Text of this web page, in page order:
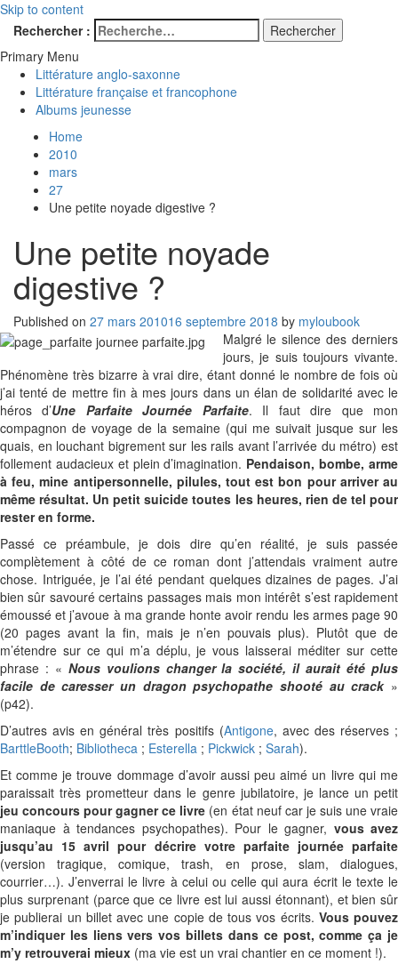
Skip to content
Rechercher :
MylouBook
Voyages littéraires en Angleterre et ailleurs
Primary Menu
Littérature anglo-saxonne
Littérature française et francophone
Albums jeunesse
Home
2010
mars
27
Une petite noyade digestive ?
Une petite noyade
digestive ?
Published on 27 mars 201016 septembre 2018 by myloubook
Malgré le silence des derniers
jours, je suis toujours vivante.
Phénomène très bizarre à vrai dire, étant donné le nombre de fois où
j’ai tenté de mettre fin à mes jours dans un élan de solidarité avec le
héros d’Une Parfaite Journée Parfaite. Il faut dire que mon
compagnon de voyage de la semaine (qui me suivait jusque sur les
quais, en louchant bigrement sur les rails avant l’arrivée du métro) est
follement audacieux et plein d’imagination. Pendaison, bombe, arme
à feu, mine antipersonnelle, pilules, tout est bon pour arriver au
même résultat. Un petit suicide toutes les heures, rien de tel pour
rester en forme.
Passé ce préambule, je dois dire qu’en réalité, je suis passée
complètement à côté de ce roman dont j’attendais vraiment autre
chose. Intriguée, je l’ai été pendant quelques dizaines de pages. J’ai
bien sûr savouré certains passages mais mon intérêt s’est rapidement
émoussé et j’avoue à ma grande honte avoir rendu les armes page 90
(20 pages avant la fin, mais je n’en pouvais plus). Plutôt que de
m’étendre sur ce qui m’a déplu, je vous laisserai méditer sur cette
phrase : « Nous voulions changer la société, il aurait été plus
facile de caresser un dragon psychopathe shooté au crack»
(p42).
D’autres avis en général très positifs (Antigone, avec des réserves ;
BarttleBooth; Bibliotheca ; Esterella ; Pickwick ; Sarah).
Et comme je trouve dommage d’avoir aussi peu aimé un livre qui me
paraissait très prometteur dans le genre jubilatoire, je lance un petit
jeu concours pour gagner ce livre (en état neuf car je suis une vraie
maniaque à tendances psychopathes). Pour le gagner, vous avez
jusqu’au 15 avril pour décrire votre parfaite journée parfaite
(version tragique, comique, trash, en prose, slam, dialogues,
courrier…). J’enverrai le livre à celui ou celle qui aura écrit le texte le
plus surprenant (parce que ce livre est lui aussi étonnant), et bien sûr
je publierai un billet avec une copie de tous vos écrits. Vous pouvez
m’indiquer les liens vers vos billets dans ce post, comme ça je
m’y retrouverai mieux (ma vie est un vrai chantier en ce moment !).